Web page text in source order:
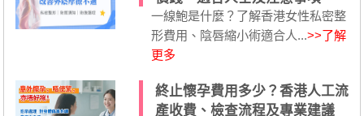
一線鮑是什麼？了解香港女性私密整
形費用、陰唇縮小術適合人...>>了解
更多
終止懷孕費用多少？香港人工流
產收費、檢查流程及專業建議